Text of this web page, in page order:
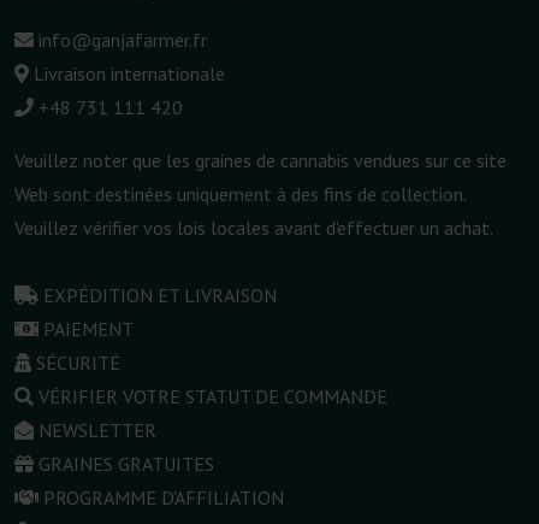
info@ganjafarmer.fr
Livraison internationale
+48 731 111 420
Veuillez noter que les graines de cannabis vendues sur ce site
Web sont destinées uniquement à des fins de collection.
Veuillez vérifier vos lois locales avant d'effectuer un achat.
EXPÉDITION ET LIVRAISON
PAIEMENT
SÉCURITÉ
VÉRIFIER VOTRE STATUT DE COMMANDE
NEWSLETTER
GRAINES GRATUITES
PROGRAMME D'AFFILIATION